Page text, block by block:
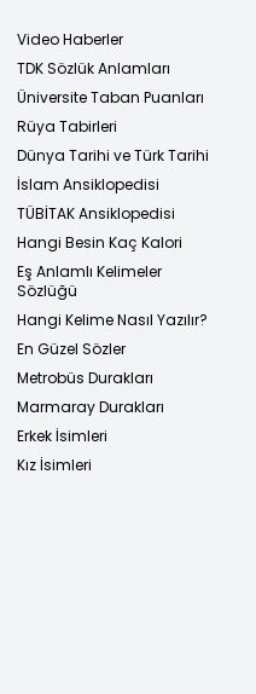
Video Haberler
TDK Sözlük Anlamları
Üniversite Taban Puanları
Rüya Tabirleri
Dünya Tarihi ve Türk Tarihi
İslam Ansiklopedisi
TÜBİTAK Ansiklopedisi
Hangi Besin Kaç Kalori
Eş Anlamlı Kelimeler
Sözlüğü
Hangi Kelime Nasıl Yazılır?
En Güzel Sözler
Metrobüs Durakları
Marmaray Durakları
Erkek İsimleri
Kız İsimleri